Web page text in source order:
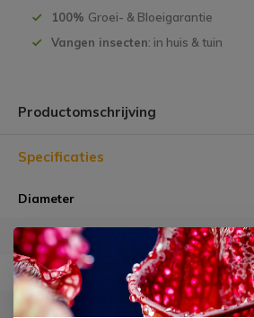
100% Groei- & Bloeigarantie
Vangen insecten: in huis & tuin
Productomschrijving
Specificaties
Diameter
Hoogte
Materiaal
Geschikt voor